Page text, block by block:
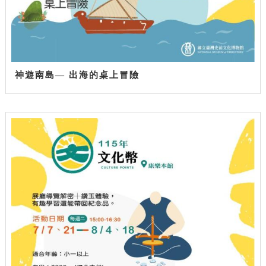
神遊南島— 出海的桌上冒險